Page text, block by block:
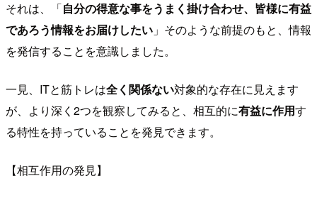
それは、「自分の得意な事をうまく掛け合わせ、皆様に有益
であろう情報をお届けしたい 」そのような前提のもと、情報
を発信することを意識しました。
一見、ITと筋トレは全く関係ない対象的な存在に見えます
が、より深く2つを観察してみると、相互的に有益に作用す
る特性を持っていることを発見できます。
【相互作用の発見】